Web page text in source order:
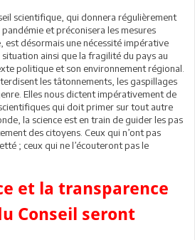
scientifique, qui donnera régulièrement
et préconisera les mesures
est désormais une nécessité impérative
ainsi que la fragilité du pays au
politique et son environnement régional.
les tâtonnements, les gaspillages
Elles nous dictent impérativement de
qui doit primer sur tout autre
la science est en train de guider les pas
des citoyens. Ceux qui n’ont pas
; ceux qui ne l’écouteront pas le
et la transparence
Conseil seront